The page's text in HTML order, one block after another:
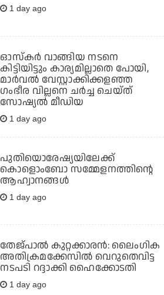
1 day ago
ഓസ്‌കര്‍ വാങ്ങിയ നടനെ
കിട്ടിയിട്ടും കാര്യമില്ലാതെ പോയി,
മാര്‍വല്‍ വേസ്റ്റാക്കിക്കളഞ്ഞ
ഗംഭീര വില്ലനെ ചര്‍ച്ച ചെയ്ത്
സോഷ്യല്‍ മീഡിയ
1 day ago
പുതിയൊരേഷ്യയിലേക്ക്
കൊളൊംബോ സമ്മേളനത്തിന്റെ
ആഹ്വാനങ്ങള്‍
1 day ago
തേജ്പാല്‍ കുറ്റക്കാരന്‍: ലൈംഗിക
അതിക്രമക്കേസില്‍ വെറുതെവിട്ട
നടപടി റദ്ദാക്കി ഹൈക്കോടതി
1 day ago